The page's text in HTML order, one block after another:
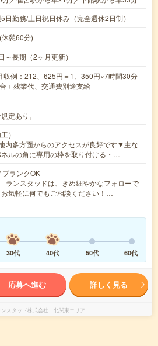
日勤務/土日祝日休み（完全週休2日制）
憩60分)
～長期（2ヶ月更新）
収例：212、625円＝1、350円×7時間30分
＋残業代、交通費別途支給
定あり。
）
内多方面からのアクセスが良好です▼主な
ルの角に専用の枠を取り付ける・…
ブランクOK
ンスタッドは、きめ細やかなフォローで
気軽に何でもご相談ください！…
30代 40代 50代 60代
応募へ進む 詳しく見る
ンスタッド株式会社 北関東エリア